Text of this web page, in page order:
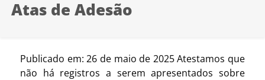
Atas de Adesão
Publicado em: 26 de maio de 2025 Atestamos que
não há registros a serem apresentados sobre